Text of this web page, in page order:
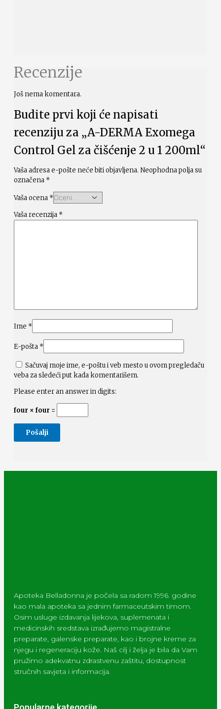
Recenzije
Još nema komentara.
Budite prvi koji će napisati
recenziju za „A-DERMA Exomega
Control Gel za čišćenje 2 u 1 200ml“
Vaša adresa e-pošte neće biti objavljena. Neophodna polja su
označena *
Vaša ocena *
Vaša recenzija *
Ime *
E-pošta *
Sačuvaj moje ime, e-poštu i veb mesto u ovom pregledaču
veba za sledeći put kada komentarišem.
Please enter an answer in digits:
four × four =
Apoteka Belladonna je počela sa radom 1996. godine
kao mala apoteka sa jednim farmaceutskim timom.
Osim usluge izdavanja lijekova, suplemenata i
medicinskih sredstava izrađujemo magistralne
preparate, galenske preparate, kao i brojne kreme za
njegu i regeneraciju kože. Naš cilj i želja je bila da Vam
pružimo adekvatnu zdrastvenu zaštitu, dostupnost
stručnih savjeta i informacija.